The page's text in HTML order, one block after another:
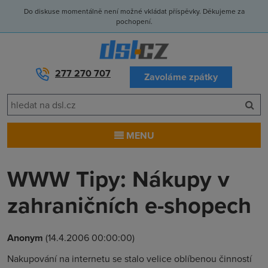
Do diskuse momentálně není možné vkládat příspěvky. Děkujeme za
pochopení.
277 270 707 Zavoláme zpátky
MENU
WWW Tipy: Nákupy v
zahraničních e-shopech
Anonym (14.4.2006 00:00:00)
Nakupování na internetu se stalo velice oblíbenou činností